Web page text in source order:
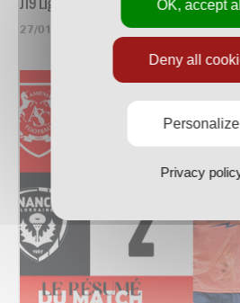
27/01/2026
OK, accept all
Deny all
Personalize
Privacy